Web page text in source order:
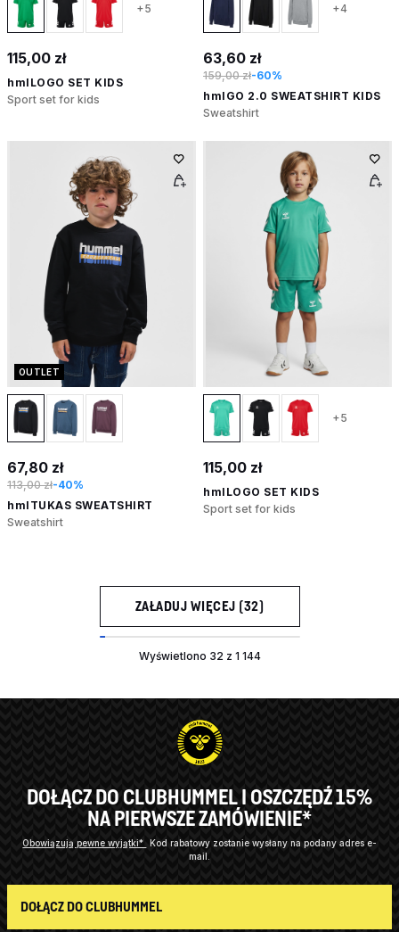
+5
115,00 zł
hmlLOGO SET KIDS
Sport set for kids
+4
63,60 zł
159,00 zł-60%
hmlGO 2.0 SWEATSHIRT KIDS
Sweatshirt
OUTLET
67,80 zł
113,00 zł-40%
hmlTUKAS SWEATSHIRT
Sweatshirt
+5
115,00 zł
hmlLOGO SET KIDS
Sport set for kids
ZAŁADUJ WIĘCEJ (32)
Wyświetlono 32 z 1 144
DOŁĄCZ DO CLUBHUMMEL I OSZCZĘDŹ 15%
NA PIERWSZE ZAMÓWIENIE*
Obowiązują pewne wyjątki* Kod rabatowy zostanie wysłany na podany adres e-
mail.
DOŁĄCZ DO CLUBHUMMEL